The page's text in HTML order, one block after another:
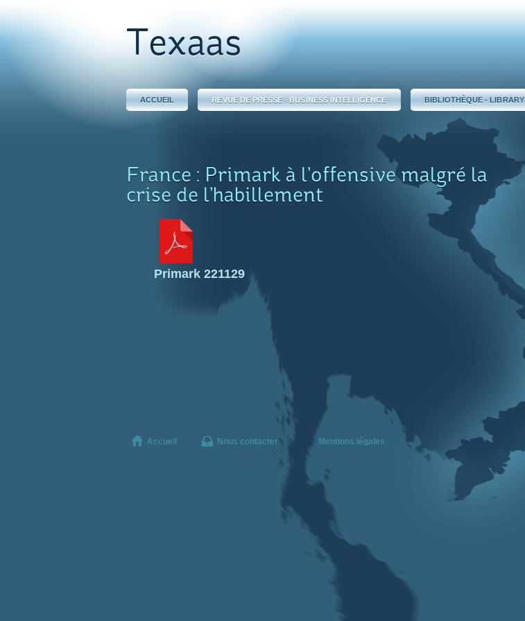
Texaas
ACCUEIL REVUE DE PRESSE - BUSINESS INTELLIGENCE BIBLIOTHÈQUE - LIBRARY
France : Primark à l’offensive malgré la
crise de l’habillement
Primark 221129
Accueil Nous contacter Mentions légales